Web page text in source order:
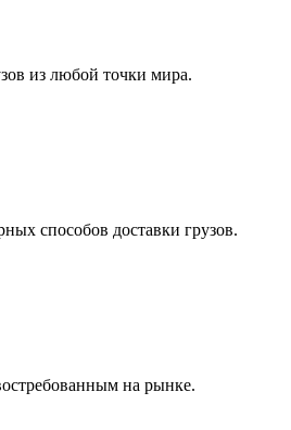
из любой точки мира.
способов доставки грузов.
на рынке.